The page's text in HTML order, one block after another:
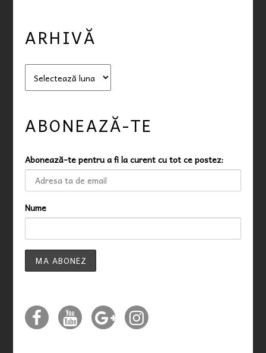
ARHIVĂ
v
ABONEAZĂ-TE
Abonează-te pentru a fi la curent cu tot ce postez:
Nume